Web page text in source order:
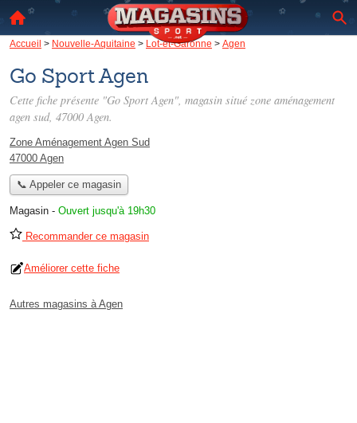
Accueil > Nouvelle-Aquitaine > Lot-et-Garonne > Agen
Go Sport Agen
Cette fiche présente "Go Sport Agen", magasin situé zone aménagement
agen sud, 47000 Agen.
Zone Aménagement Agen Sud
47000 Agen
📞 Appeler ce magasin
Magasin - Ouvert jusqu'à 19h30
Recommander ce magasin
Améliorer cette fiche
Autres magasins à Agen